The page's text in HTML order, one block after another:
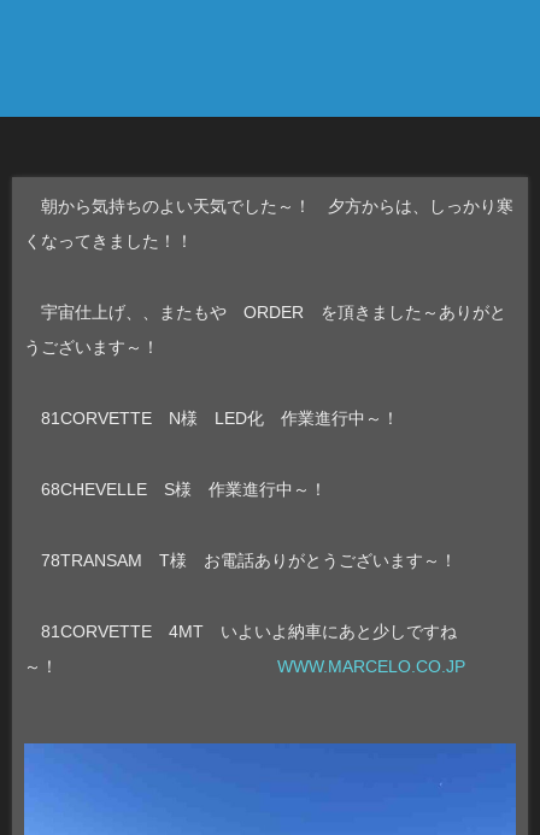
朝から気持ちのよい天気でした～！ 夕方からは、しっかり寒
くなってきました！！
宇宙仕上げ、、またもや ORDER を頂きました～ありがと
うございます～！
81CORVETTE N様 LED化 作業進行中～！
68CHEVELLE S様 作業進行中～！
78TRANSAM T様 お電話ありがとうございます～！
81CORVETTE 4MT いよいよ納車にあと少しですね
～！ WWW.MARCELO.CO.JP